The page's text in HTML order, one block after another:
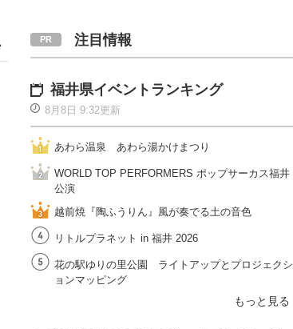
注目情報
福井県イベントランキング
8月8日 9:32更新
あわら温泉 あわら湯かけまつり
WORLD TOP PERFORMERS ポップサーカス福井
公演
越前焼『陶ふうりん』風が奏でる土の音色
リトルプラネット in 福井 2026
花の駅ゆりの里公園 ライトアップとプロジェクシ
ョンマッピング
もっと見る